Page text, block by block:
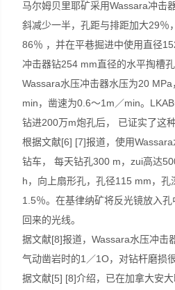
马尔姆贝里耶矿采用Wassara冲击
斜减少一半，孔距与排距加大29％
86％ ，并在平巷掘进中使用直径
冲击器钻254 mm直径的水平掏槽
Wassara水压冲击器水压为20
min，凿速为0.6～1m／min。
钻进200万m炮孔后， 已证实了这
根据文献[6] [7]报道，使用
钻车， 每天钻孔300 m，zui高达
h，向上扇形孔，孔径115 mm，孔
1.5％。在基律纳矿将反光镜放入
回来的光线。
据文献[8]报道，Wassara水压冲击
气动凿岩时的1／1O，对钻杆磨损很
据文献[5] [8]介绍，已在加拿大安